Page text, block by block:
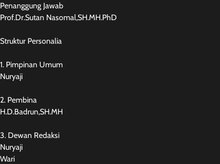
Penanggung Jawab
Prof.Dr.Sutan Nasomal,SH.MH.PhD
Struktur Personalia
1. Pimpinan Umum
Nuryaji
2. Pembina
H.D.Badrun,SH.MH
3. Dewan Redaksi
Nuryaji
Wari